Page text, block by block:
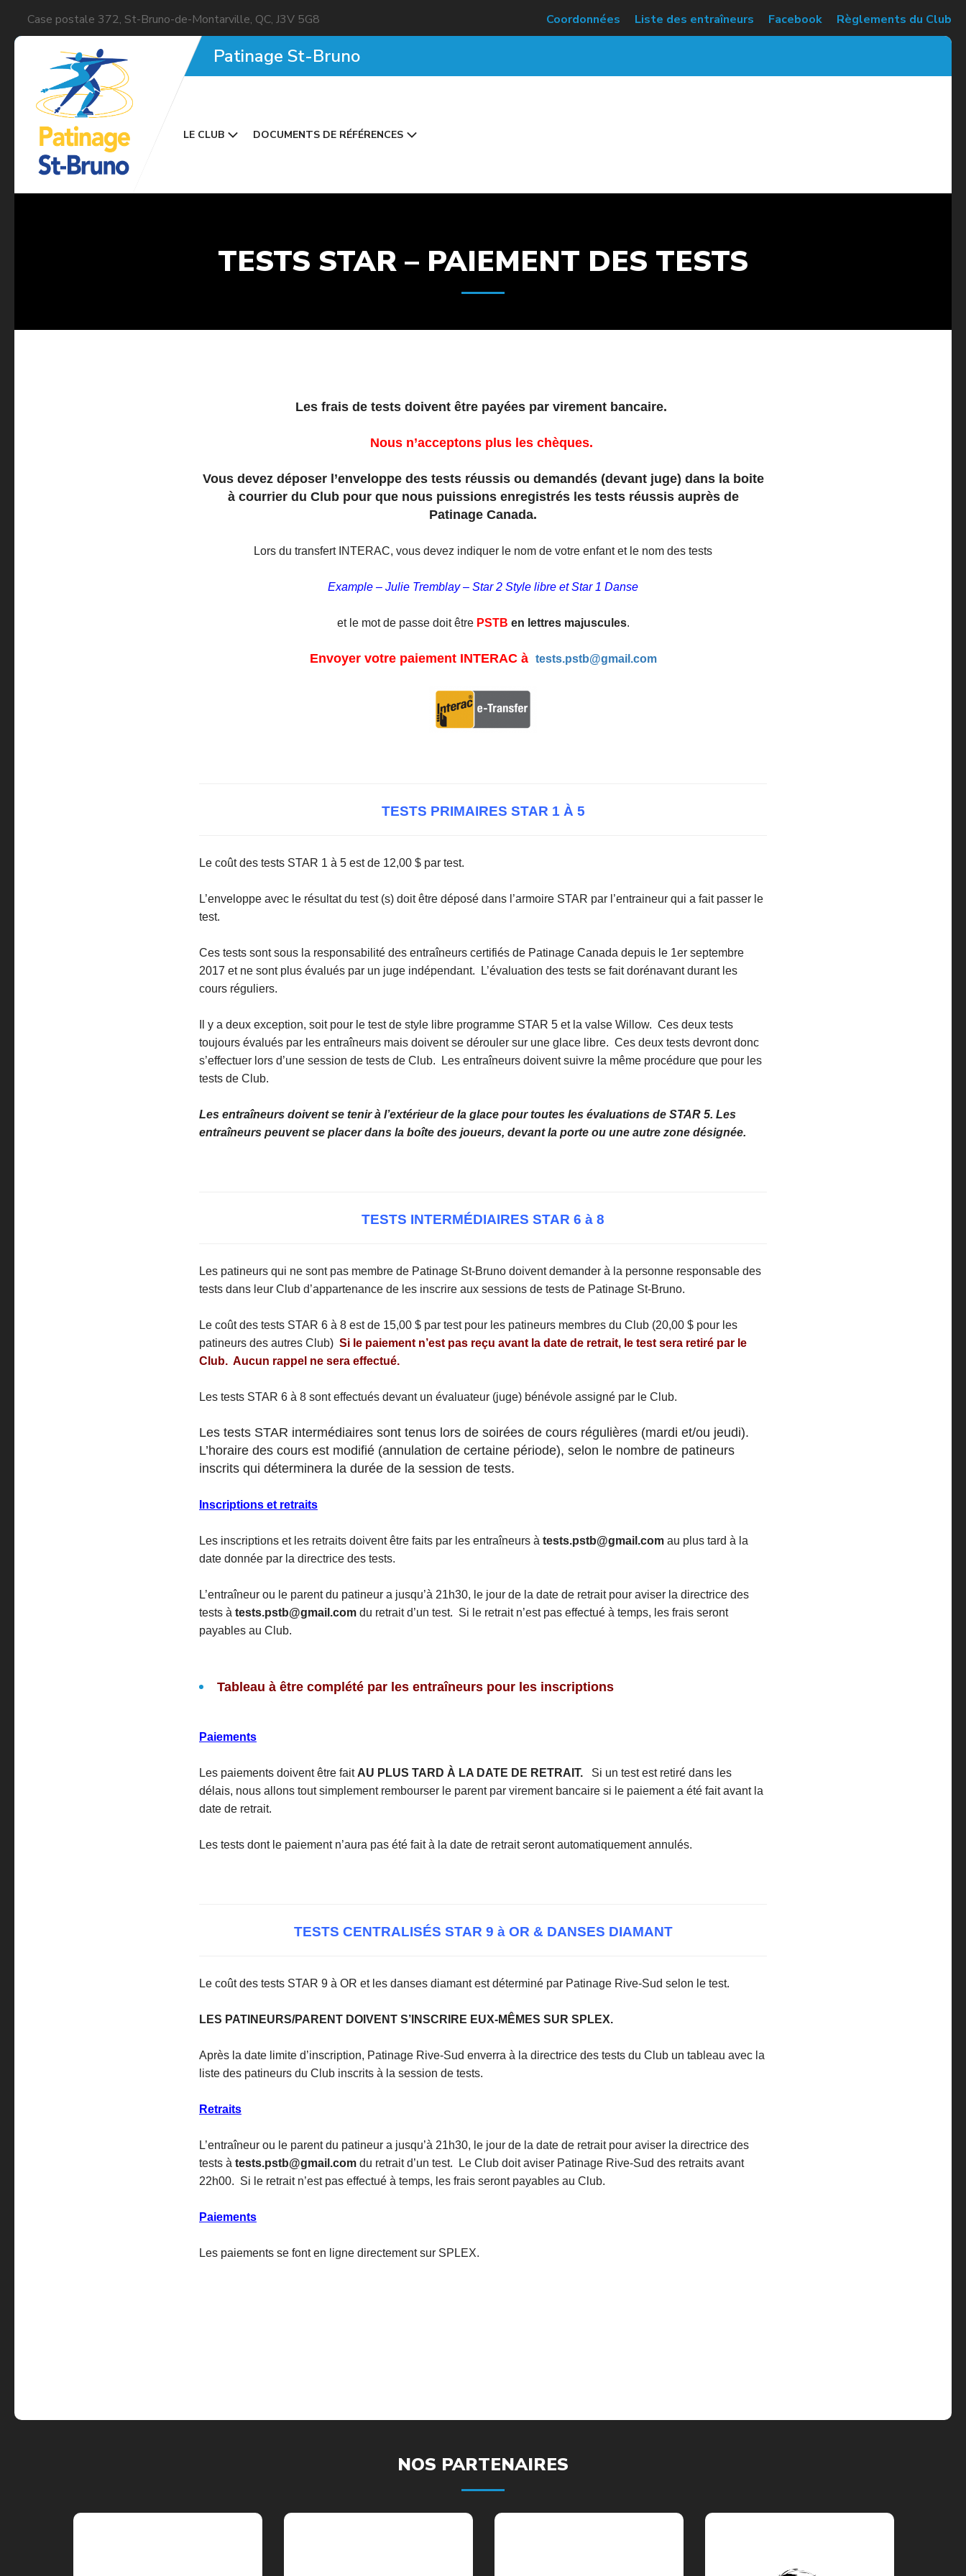
Case postale 372, St-Bruno-de-Montarville, QC, J3V 5G8 Coordonnées Liste des entraîneurs Facebook Règlements du Club
Patinage St-Bruno
LE CLUB DOCUMENTS DE RÉFÉRENCES
TESTS STAR – PAIEMENT DES TESTS
Les frais de tests doivent être payées par virement bancaire.
Nous n’acceptons plus les chèques.
Vous devez déposer l’enveloppe des tests réussis ou demandés (devant juge) dans la boite
à courrier du Club pour que nous puissions enregistrés les tests réussis auprès de
Patinage Canada.
Lors du transfert INTERAC, vous devez indiquer le nom de votre enfant et le nom des tests
Example – Julie Tremblay – Star 2 Style libre et Star 1 Danse
et le mot de passe doit être PSTB en lettres majuscules.
Envoyer votre paiement INTERAC à tests.pstb@gmail.com
TESTS PRIMAIRES STAR 1 À 5
Le coût des tests STAR 1 à 5 est de 12,00 $ par test.
L’enveloppe avec le résultat du test (s) doit être déposé dans l’armoire STAR par l’entraineur qui a fait passer le
test.
Ces tests sont sous la responsabilité des entraîneurs certifiés de Patinage Canada depuis le 1er septembre
2017 et ne sont plus évalués par un juge indépendant. L’évaluation des tests se fait dorénavant durant les
cours réguliers.
Il y a deux exception, soit pour le test de style libre programme STAR 5 et la valse Willow. Ces deux tests
toujours évalués par les entraîneurs mais doivent se dérouler sur une glace libre. Ces deux tests devront donc
s’effectuer lors d’une session de tests de Club. Les entraîneurs doivent suivre la même procédure que pour les
tests de Club.
Les entraîneurs doivent se tenir à l’extérieur de la glace pour toutes les évaluations de STAR 5. Les
entraîneurs peuvent se placer dans la boîte des joueurs, devant la porte ou une autre zone désignée.
TESTS INTERMÉDIAIRES STAR 6 à 8
Les patineurs qui ne sont pas membre de Patinage St-Bruno doivent demander à la personne responsable des
tests dans leur Club d’appartenance de les inscrire aux sessions de tests de Patinage St-Bruno.
Le coût des tests STAR 6 à 8 est de 15,00 $ par test pour les patineurs membres du Club (20,00 $ pour les
patineurs des autres Club) Si le paiement n’est pas reçu avant la date de retrait, le test sera retiré par le
Club. Aucun rappel ne sera effectué.
Les tests STAR 6 à 8 sont effectués devant un évaluateur (juge) bénévole assigné par le Club.
Les tests STAR intermédiaires sont tenus lors de soirées de cours régulières (mardi et/ou jeudi).
L’horaire des cours est modifié (annulation de certaine période), selon le nombre de patineurs
inscrits qui déterminera la durée de la session de tests.
Inscriptions et retraits
Les inscriptions et les retraits doivent être faits par les entraîneurs à tests.pstb@gmail.com au plus tard à la
date donnée par la directrice des tests.
L’entraîneur ou le parent du patineur a jusqu’à 21h30, le jour de la date de retrait pour aviser la directrice des
tests à tests.pstb@gmail.com du retrait d’un test. Si le retrait n’est pas effectué à temps, les frais seront
payables au Club.
Tableau à être complété par les entraîneurs pour les inscriptions
Paiements
Les paiements doivent être fait AU PLUS TARD À LA DATE DE RETRAIT. Si un test est retiré dans les
délais, nous allons tout simplement rembourser le parent par virement bancaire si le paiement a été fait avant la
date de retrait.
Les tests dont le paiement n’aura pas été fait à la date de retrait seront automatiquement annulés.
TESTS CENTRALISÉS STAR 9 à OR & DANSES DIAMANT
Le coût des tests STAR 9 à OR et les danses diamant est déterminé par Patinage Rive-Sud selon le test.
LES PATINEURS/PARENT DOIVENT S’INSCRIRE EUX-MÊMES SUR SPLEX.
Après la date limite d’inscription, Patinage Rive-Sud enverra à la directrice des tests du Club un tableau avec la
liste des patineurs du Club inscrits à la session de tests.
Retraits
L’entraîneur ou le parent du patineur a jusqu’à 21h30, le jour de la date de retrait pour aviser la directrice des
tests à tests.pstb@gmail.com du retrait d’un test. Le Club doit aviser Patinage Rive-Sud des retraits avant
22h00. Si le retrait n’est pas effectué à temps, les frais seront payables au Club.
Paiements
Les paiements se font en ligne directement sur SPLEX.
NOS PARTENAIRES